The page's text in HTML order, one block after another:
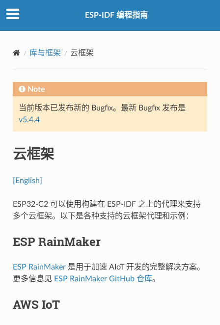
ESP-IDF 编程指南
库与框架 云框架
Note
当前版本已发布新的 Bugfix。最新 Bugfix 发布是
v5.4.4
云框架
[English]
ESP32-C2 可以使用构建在 ESP-IDF 之上的代理来支持
多个云框架。以下是各种支持的云框架代理和示例：
ESP RainMaker
ESP RainMaker是用于加速 AIoT 开发的完整解决方案。
更多信息见 ESP RainMaker GitHub 仓库。
AWS IoT